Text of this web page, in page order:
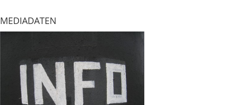
MEDIADATEN